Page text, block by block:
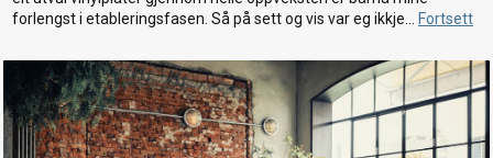
forlengst i etableringsfasen. Så på sett og vis var eg ikkje...
Fortsett